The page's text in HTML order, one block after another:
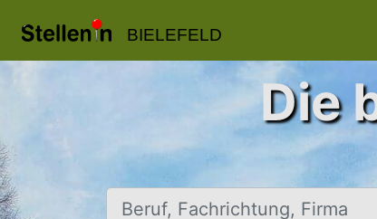
BIELEFELD
Die
Beruf, Fachrichtung, Firma